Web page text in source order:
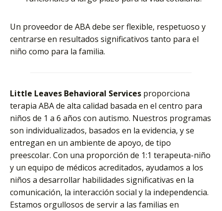
Un proveedor de ABA debe ser flexible, respetuoso y
centrarse en resultados significativos tanto para el
niño como para la familia.
Little Leaves Behavioral Services proporciona
terapia ABA de alta calidad basada en el centro para
niños de 1 a 6 años con autismo. Nuestros programas
son individualizados, basados en la evidencia, y se
entregan en un ambiente de apoyo, de tipo
preescolar. Con una proporción de 1:1 terapeuta-niño
y un equipo de médicos acreditados, ayudamos a los
niños a desarrollar habilidades significativas en la
comunicación, la interacción social y la independencia.
Estamos orgullosos de servir a las familias en